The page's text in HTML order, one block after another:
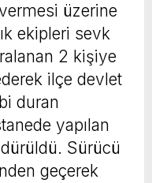
üzerine
ekipleri sevk
2 kişiye
ilçe devlet
duran
yapılan
Sürücü
geçerek